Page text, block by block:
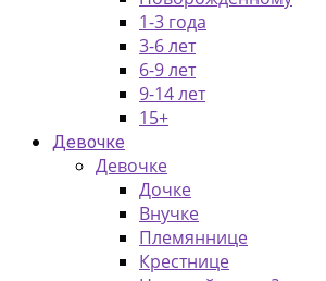
1-3 года
3-6 лет
6-9 лет
9-14 лет
15+
Девочке
Девочке
Дочке
Внучке
Племяннице
Крестнице